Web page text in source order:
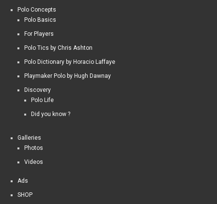
Polo Concepts
Polo Basics
For Players
Polo Tics by Chris Ashton
Polo Dictionary by Horacio Laffaye
Playmaker Polo by Hugh Dawnay
Discovery
Polo Life
Did you know ?
Galleries
Photos
Videos
Ads
SHOP